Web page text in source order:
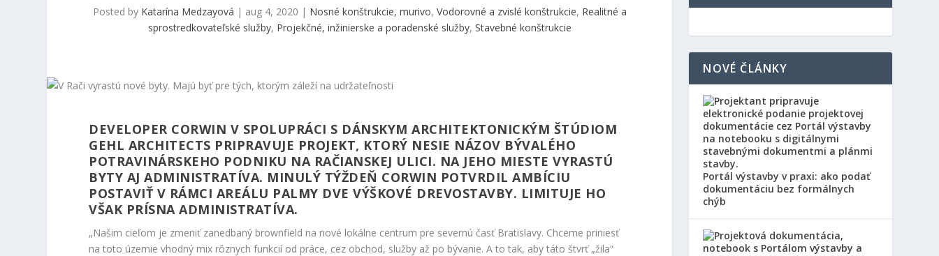
Posted by Katarína Medzayová | aug 4, 2020 | Nosné konštrukcie, murivo, Vodorovné a zvislé konštrukcie, Realitné a
sprostredkovateľské služby, Projekčné, inžinierske a poradenské služby, Stavebné konštrukcie
DEVELOPER CORWIN V SPOLUPRÁCI S DÁNSKYM ARCHITEKTONICKÝM ŠTÚDIOM
GEHL ARCHITECTS PRIPRAVUJE PROJEKT, KTORÝ NESIE NÁZOV BÝVALÉHO
POTRAVINÁRSKEHO PODNIKU NA RAČIANSKEJ ULICI. NA JEHO MIESTE VYRASTÚ
BYTY AJ ADMINISTRATÍVA. MINULÝ TÝŽDEŇ CORWIN POTVRDIL AMBÍCIU
POSTAVIŤ V RÁMCI AREÁLU PALMY DVE VÝŠKOVÉ DREVOSTAVBY. LIMITUJE HO
VŠAK PRÍSNA ADMINISTRATÍVA.
„Našim cieľom je zmeniť zanedbaný brownfield na nové lokálne centrum pre severnú časť Bratislavy. Chceme priniesť
na toto územie vhodný mix rôznych funkcií od práce, cez obchod, služby až po bývanie. A to tak, aby táto štvrť „žila“
NOVÉ ČLÁNKY
Portál výstavby v praxi: ako podať
dokumentáciu bez formálnych
chýb